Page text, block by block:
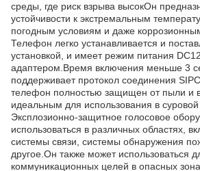
среды, где риск взрыва высокОн
устойчивости к экстремальным
погодным условиям и даже
Телефон легко устанавливается и
установкой, и имеет режим питания
адаптером.Время включения меньше 3
поддерживает протокол соединения
телефон полностью защищен от пыли и
идеальным для использования в
Эксплозионно-защитное голосовое
использоваться в различных областях,
системы связи, системы обнаружения
другое.Он также может использоваться
коммуникационных целей в опасных